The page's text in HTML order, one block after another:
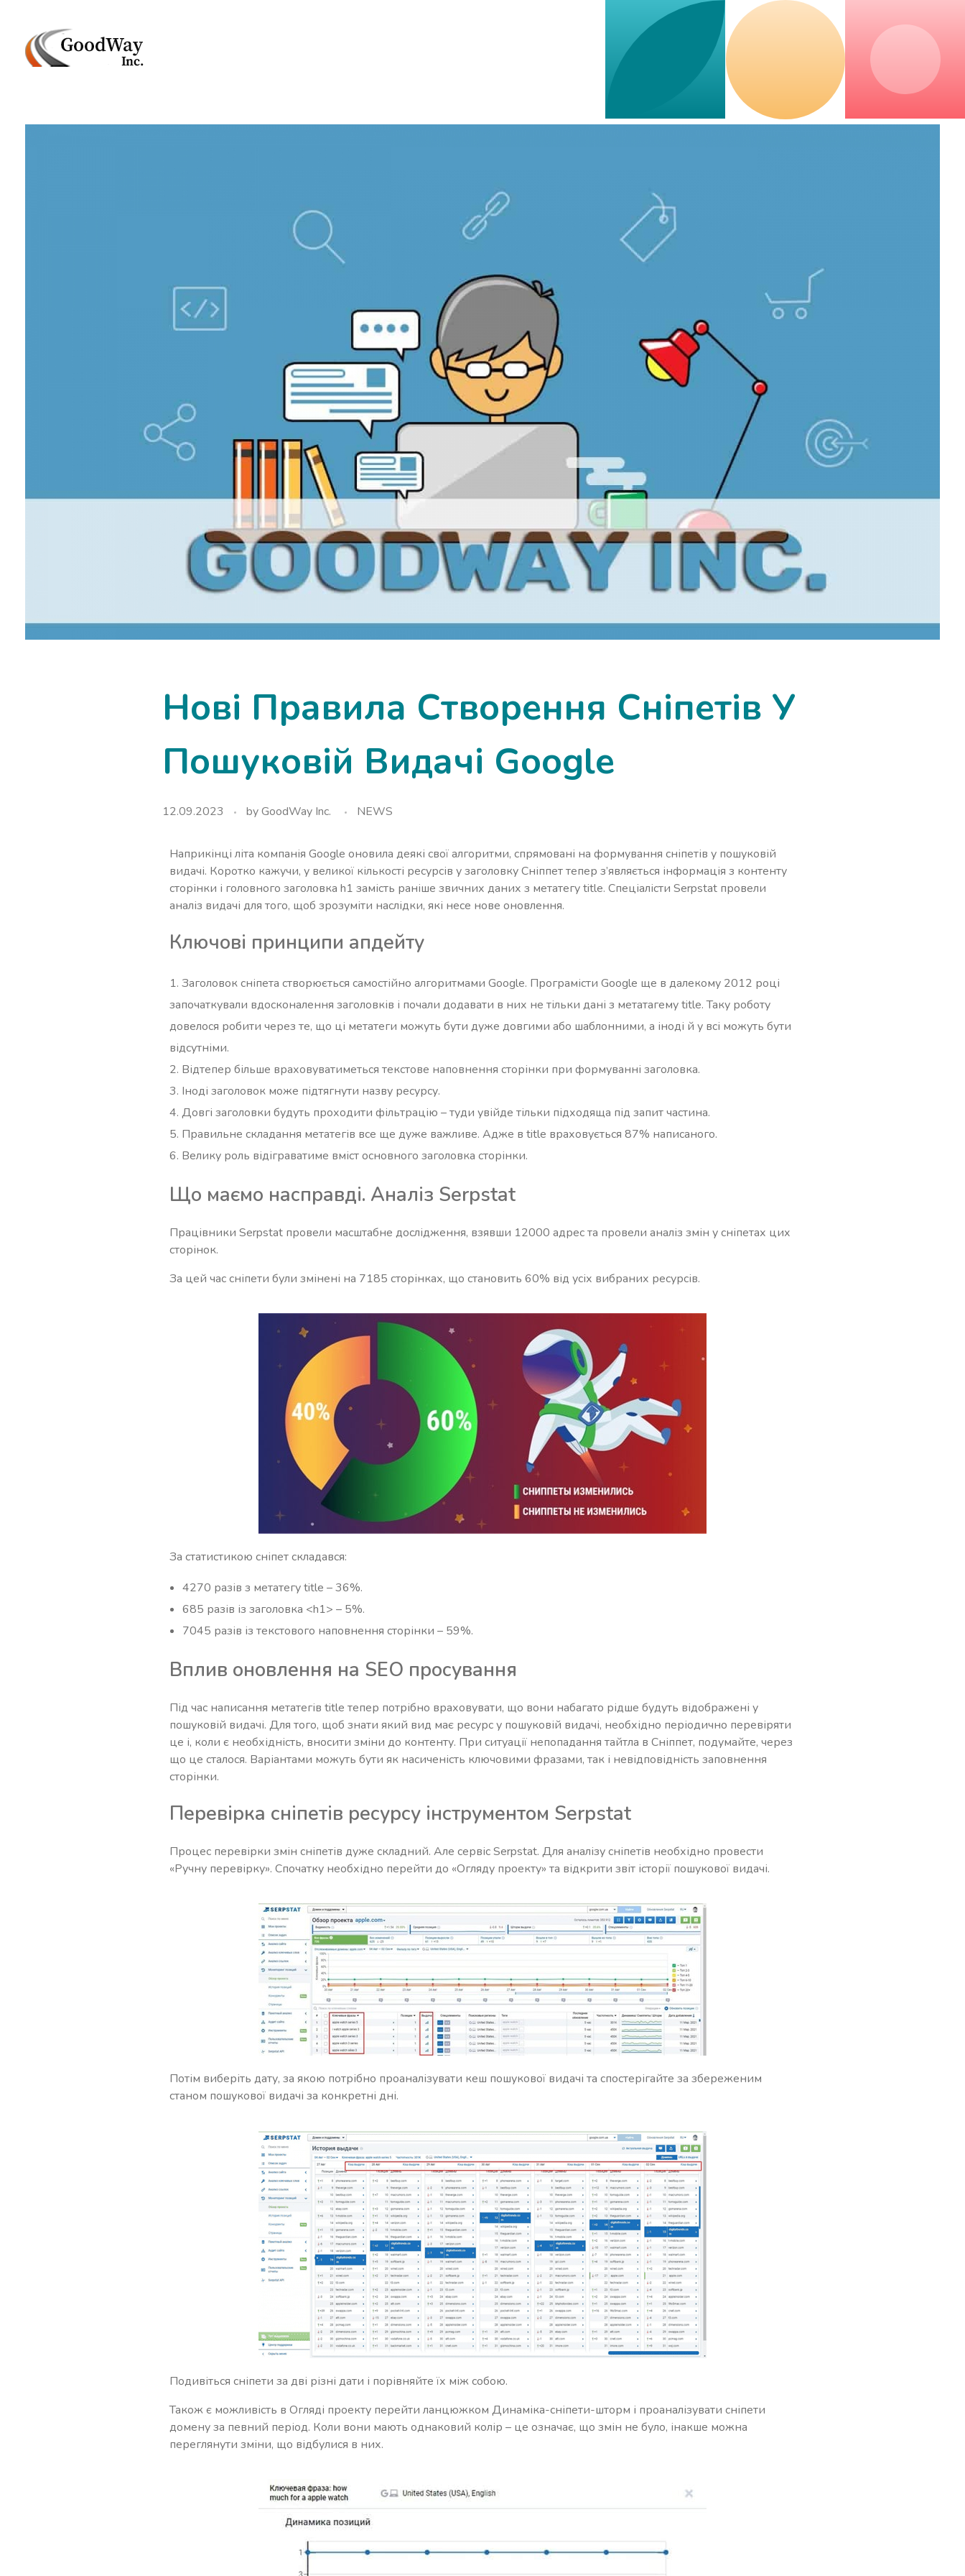
Нові Правила Створення Сніпетів У
Пошуковій Видачі Google
12.09.2023 byGoodWay Inc. NEWS
Наприкінці літа компанія Google оновила деякі свої алгоритми, спрямовані на формування сніпетів у пошуковій
видачі. Коротко кажучи, у великої кількості ресурсів у заголовку Сніппет тепер з’являється інформація з контенту
сторінки і головного заголовка h1 замість раніше звичних даних з метатегу title. Спеціалісти Serpstat провели
аналіз видачі для того, щоб зрозуміти наслідки, які несе нове оновлення.
Ключові принципи апдейту
Заголовок сніпета створюється самостійно алгоритмами Google. Програмісти Google ще в далекому 2012 році
започаткували вдосконалення заголовків і почали додавати в них не тільки дані з метатагему title. Таку роботу
довелося робити через те, що ці метатеги можуть бути дуже довгими або шаблонними, а іноді й у всі можуть бути
відсутніми.
Відтепер більше враховуватиметься текстове наповнення сторінки при формуванні заголовка.
Іноді заголовок може підтягнути назву ресурсу.
Довгі заголовки будуть проходити фільтрацію – туди увійде тільки підходяща під запит частина.
Правильне складання метатегів все ще дуже важливе. Адже в title враховується 87% написаного.
Велику роль відіграватиме вміст основного заголовка сторінки.
Що маємо насправді. Аналіз Serpstat
Працівники Serpstat провели масштабне дослідження, взявши 12000 адрес та провели аналіз змін у сніпетах цих
сторінок.
За цей час сніпети були змінені на 7185 сторінках, що становить 60% від усіх вибраних ресурсів.
За статистикою сніпет складався:
4270 разів з метатегу title – 36%.
685 разів із заголовка <h1> – 5%.
7045 разів із текстового наповнення сторінки – 59%.
Вплив оновлення на SEO просування
Під час написання метатегів title тепер потрібно враховувати, що вони набагато рідше будуть відображені у
пошуковій видачі. Для того, щоб знати який вид має ресурс у пошуковій видачі, необхідно періодично перевіряти
це і, коли є необхідність, вносити зміни до контенту. При ситуації непопадання тайтла в Сніппет, подумайте, через
що це сталося. Варіантами можуть бути як насиченість ключовими фразами, так і невідповідність заповнення
сторінки.
Перевірка сніпетів ресурсу інструментом Serpstat
Процес перевірки змін сніпетів дуже складний. Але сервіс Serpstat. Для аналізу сніпетів необхідно провести
«Ручну перевірку». Спочатку необхідно перейти до «Огляду проекту» та відкрити звіт історії пошукової видачі.
Потім виберіть дату, за якою потрібно проаналізувати кеш пошукової видачі та спостерігайте за збереженим
станом пошукової видачі за конкретні дні.
Подивіться сніпети за дві різні дати і порівняйте їх між собою.
Також є можливість в Огляді проекту перейти ланцюжком Динаміка-сніпети-шторм і проаналізувати сніпети
домену за певний період. Коли вони мають однаковий колір – це означає, що змін не було, інакше можна
переглянути зміни, що відбулися в них.